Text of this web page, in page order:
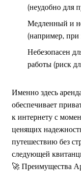
(неудобно для
Медленный и
(например, при
Небезопасен
работы (риск
Именно здесь
обеспечивает
к интернету с
ценящих
путешествию без
следующей
🚀 Преимущества